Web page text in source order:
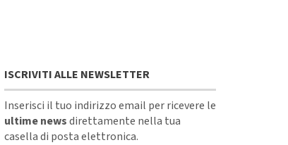
ISCRIVITI ALLE NEWSLETTER
Inserisci il tuo indirizzo email per ricevere le
ultime newsdirettamente nella tua
casella di posta elettronica.